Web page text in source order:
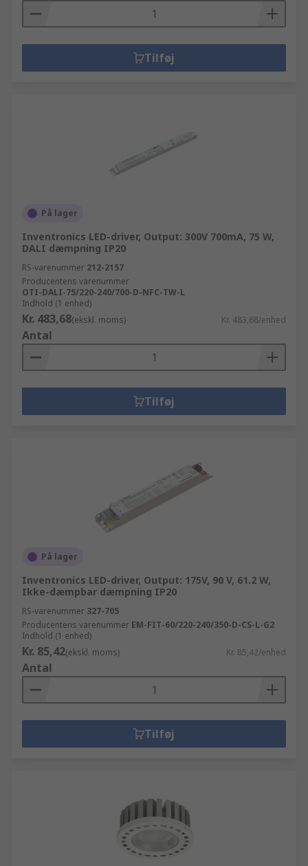
Tilføj
På lager
Inventronics LED-driver, Output: 300V 700mA, 75 W,
DALI dæmpning IP20
RS-varenummer 212-2157
Producentens varenummer
OTI-DALI-75/220-240/700-D-NFC-TW-L
Indhold (1 enhed)
Kr. 483,68(ekskl. moms) Kr. 483,68/enhed
Antal
Tilføj
På lager
Inventronics LED-driver, Output: 175V, 90 V, 61.2 W,
Ikke-dæmpbar dæmpning IP20
RS-varenummer 327-705
Producentens varenummer EM-FIT-60/220-240/350-D-CS-L-G2
Indhold (1 enhed)
Kr. 85,42(ekskl. moms) Kr. 85,42/enhed
Antal
Tilføj